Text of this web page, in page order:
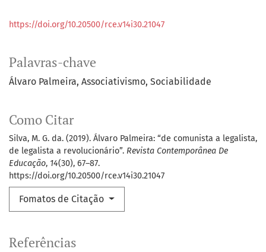
Palavras-chave
Álvaro Palmeira Associativismo Sociabilidade
Como Citar
Silva, M. G. da. (2019). Álvaro Palmeira: “de comunista a legalista,
de legalista a revolucionário”. Revista Contemporânea De
Educação, 14(30), 67–87.
https://doi.org/10.20500/rce.v14i30.21047
Fomatos de Citação
https://doi.org/10.20500/rce.v14i30.21047
Referências